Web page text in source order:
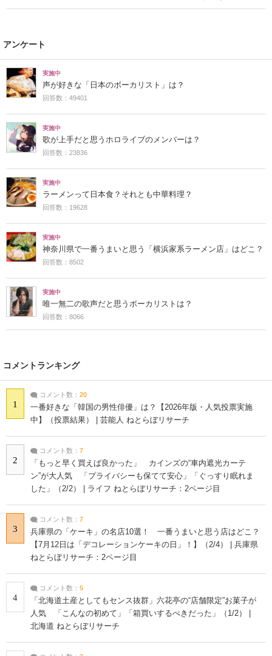
アンケート
実施中
声が好きな「日本のボーカリスト」は？
回答数：49401
実施中
歌が上手だと思うホロライブのメンバーは？
回答数：23836
実施中
ラーメンって日本食？それとも中華料理？
回答数：19628
実施中
神奈川県で一番うまいと思う「横浜家系ラーメン店」はどこ？
回答数：8502
実施中
唯一無二の歌声だと思うボーカリストは？
回答数：8066
コメントランキング
1
コメント数： 20
一番好きな「韓国の男性俳優」は？【2026年版・人気投票実施
中】（投票結果） | 芸能人 ねとらぼリサーチ
2
コメント数： 7
「もっと早く買えば良かった」 カインズの“車内遮光カーテ
ン”が大人気 「プライバシーも保てて安心」「ぐっすり眠れま
した」（2/2） | ライフ ねとらぼリサーチ：2ページ目
3
コメント数： 7
兵庫県の「ケーキ」の名店10選！ 一番うまいと思う店はどこ？
【7月12日は「デコレーションケーキの日」！】（2/4） | 兵庫県
ねとらぼリサーチ：2ページ目
4
コメント数： 5
「北海道土産としてもセンス抜群」六花亭の“店舗限定”お菓子が
人気 「こんなの初めて」「箱買いするべきだった」（1/2） |
北海道 ねとらぼリサーチ